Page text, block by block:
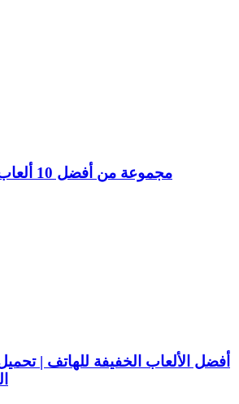
مجموعة من أفضل 10 ألعاب الجوال 2023
أفضل الألعاب الخفيفة للهاتف |